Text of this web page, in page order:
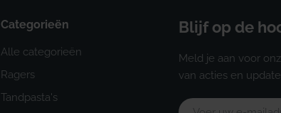
Categorieën
Alle categorieën
Ragers
Tandpasta's
Blijf op de
Meld je aan voor
van acties en
E-